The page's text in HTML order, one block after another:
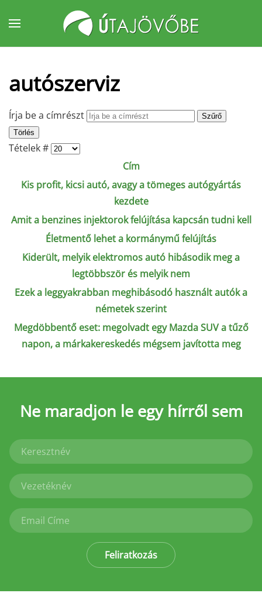
Fő tartalom átugrása
autószerviz
Írja be a címrészt
Szűrő
Törlés
Tételek #
Cím
Kis profit, kicsi autó, avagy a tömeges autógyártás
kezdete
Amit a benzines injektorok felújítása kapcsán tudni kell
Életmentő lehet a kormánymű felújítás
Kiderült, melyik elektromos autó hibásodik meg a
legtöbbször és melyik nem
Ezek a leggyakrabban meghibásodó használt autók a
németek szerint
Megdöbbentő eset: megolvadt egy Mazda SUV a tűző
napon, a márkakereskedés mégsem javította meg
Ne maradjon le egy hírről sem
Feliratkozás